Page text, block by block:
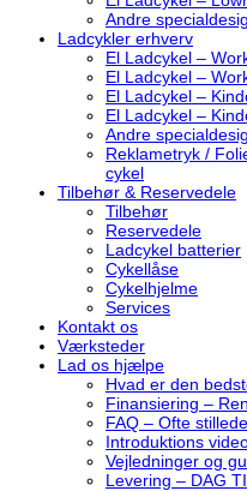
Andre
Ladcykler erhverv
El Ladcykel –
El Ladcykel –
El Ladcykel –
El Ladcykel –
Andre
Reklametryk /
cykel
Tilbehør & Reservedele
Tilbehør
Reservedele
Ladcykel batterier
Cykellåse
Cykelhjelme
Services
Kontakt os
Værksteder
Lad os hjælpe
Hvad er den
Finansiering –
FAQ – Ofte
Introduktions
Vejledninger og
Levering – DAG